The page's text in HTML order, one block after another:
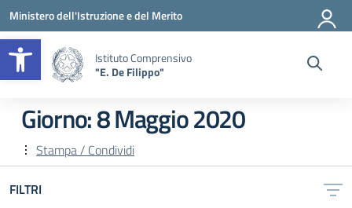
Apri la barra degli strumenti
Vai ai contenuti
Vai al menu di navigazione
Vai al footer
Ministero dell'Istruzione e del Merito
Istituto Comprensivo
"E. De Filippo"
Giorno:8 Maggio 2020
Stampa / Condividi
FILTRI